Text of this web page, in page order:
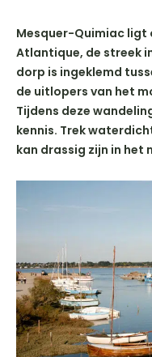
Mesquer-Quimiac ligt
Atlantique, de streek
dorp is ingeklemd
de uitlopers van het
Tijdens deze
kennis. Trek
kan drassig zijn in het